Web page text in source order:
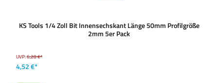
KS Tools 1/4 Zoll Bit Innensechskant Länge 50mm Profilgröße
2mm 5er Pack
UVP:6,28 €*
4,52 €*